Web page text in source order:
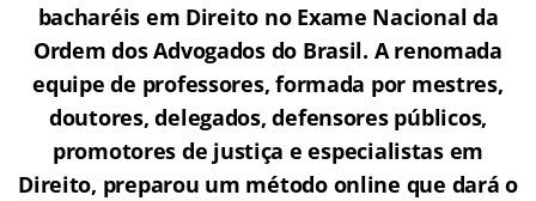
bacharéis em Direito no Exame Nacional da
Ordem dos Advogados do Brasil. A renomada
equipe de professores, formada por mestres,
doutores, delegados, defensores públicos,
promotores de justiça e especialistas em
Direito, preparou um método online que dará o